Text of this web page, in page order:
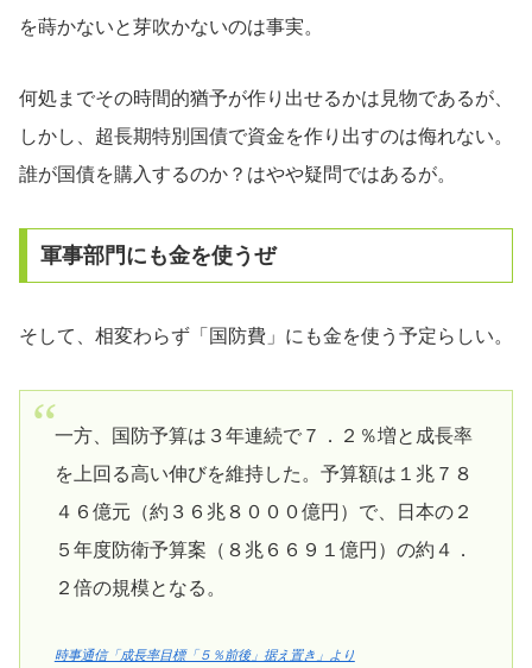
を蒔かないと芽吹かないのは事実。
何処までその時間的猶予が作り出せるかは見物であるが、
しかし、超長期特別国債で資金を作り出すのは侮れない。
誰が国債を購入するのか？はやや疑問ではあるが。
軍事部門にも金を使うぜ
そして、相変わらず「国防費」にも金を使う予定らしい。
一方、国防予算は３年連続で７．２％増と成長率
を上回る高い伸びを維持した。予算額は１兆７８
４６億元（約３６兆８０００億円）で、日本の２
５年度防衛予算案（８兆６６９１億円）の約４．
２倍の規模となる。
時事通信「成長率目標「５％前後」据え置き」より